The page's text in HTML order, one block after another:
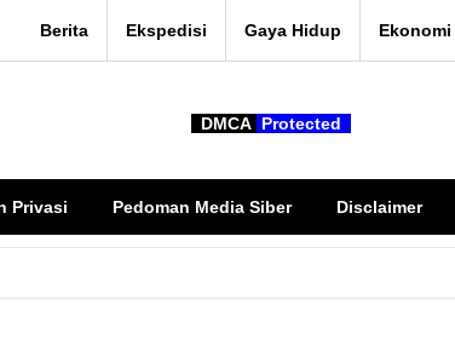
Berita Ekspedisi Gaya Hidup Ekonomi
DMCA Protected
Privasi Pedoman Media Siber Disclaimer